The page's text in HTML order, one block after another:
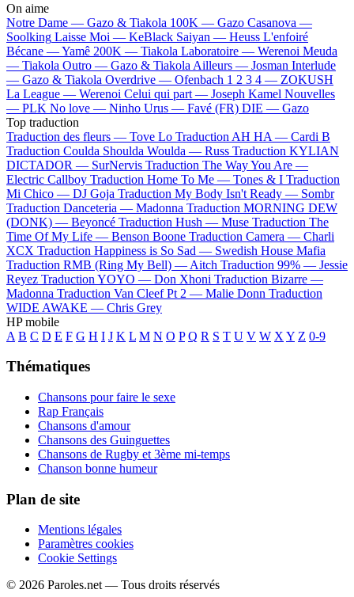
On aime
Notre Dame — Gazo & Tiakola 100K — Gazo Casanova —
Soolking Laisse Moi — KeBlack Saiyan — Heuss L'enfoiré
Bécane —Yamê 200K — Tiakola Laboratoire — Werenoi Meuda
— Tiakola Outro — Gazo & Tiakola Ailleurs — Josman Interlude
— Gazo & Tiakola Overdrive — Ofenbach 1 2 3 4 — ZOKUSH
La League — Werenoi Celui qui part — Joseph Kamel Nouvelles
— PLK No love — Ninho Urus — Favé (FR) DIE — Gazo
Top traduction
Traduction des fleurs — Tove Lo Traduction AH HA — Cardi B
Traduction Coulda Shoulda Woulda — Russ Traduction KYLIAN
DICTADOR — SurNervis Traduction The Way You Are —
Electric Callboy Traduction Home To Me — Tones & I Traduction
Mi Chico — DJ Goja Traduction My Body Isn't Ready — Sombr
Traduction Danceteria — Madonna Traduction MORNING DEW
(DONK) — Beyoncé Traduction Hush — Muse Traduction The
Time Of My Life — Benson Boone Traduction Camera — Charli
XCX Traduction Happiness is So Sad — Swedish House Mafia
Traduction RMB (Ring My Bell) — Aitch Traduction 99% — Jessie
Reyez Traduction YOYO — Don Xhoni Traduction Bizarre —
Madonna Traduction Van Cleef Pt 2 — Malie Donn Traduction
WIDE AWAKE — Chris Grey
HP mobile
A B C D E F G H I J K L M N O P Q R S T U V W X Y Z 0-9
Thématiques
Chansons pour faire le sexe
Rap Français
Chansons d'amour
Chansons des Guinguettes
Chansons de Rugby et 3ème mi-temps
Chanson bonne humeur
Plan de site
Mentions légales
Paramètres cookies
Cookie Settings
© 2026 Paroles.net — Tous droits réservés